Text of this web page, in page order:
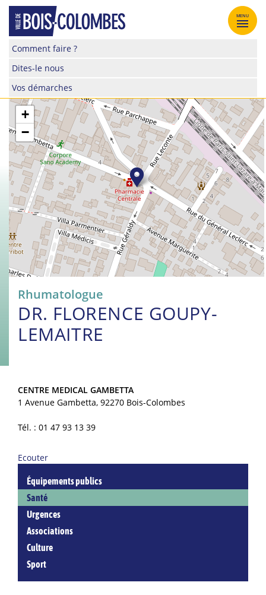
Skip
content
Site
de
la
de
Bois-
Colombes
Comment faire ?
Dites-le nous
Vos démarches
MENU
+
−
Rhumatologue
DR. FLORENCE GOUPY-
LEMAITRE
CENTRE MEDICAL GAMBETTA
1 Avenue Gambetta, 92270 Bois-Colombes
Tél. : 01 47 93 13 39
Ecouter
Équipements publics
Santé
Urgences
Associations
Culture
Sport